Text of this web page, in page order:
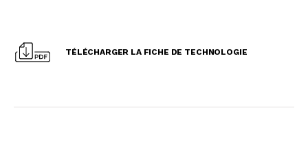
TÉLÉCHARGER LA FICHE DE TECHNOLOGIE